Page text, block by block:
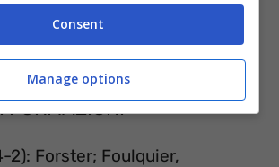
FORMAZIONI
2): Forster; Foulquier,
Consent
Manage options